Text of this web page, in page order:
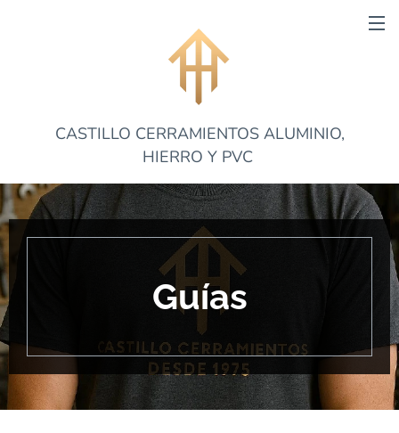
CASTILLO CERRAMIENTOS ALUMINIO,
HIERRO Y PVC
Guías